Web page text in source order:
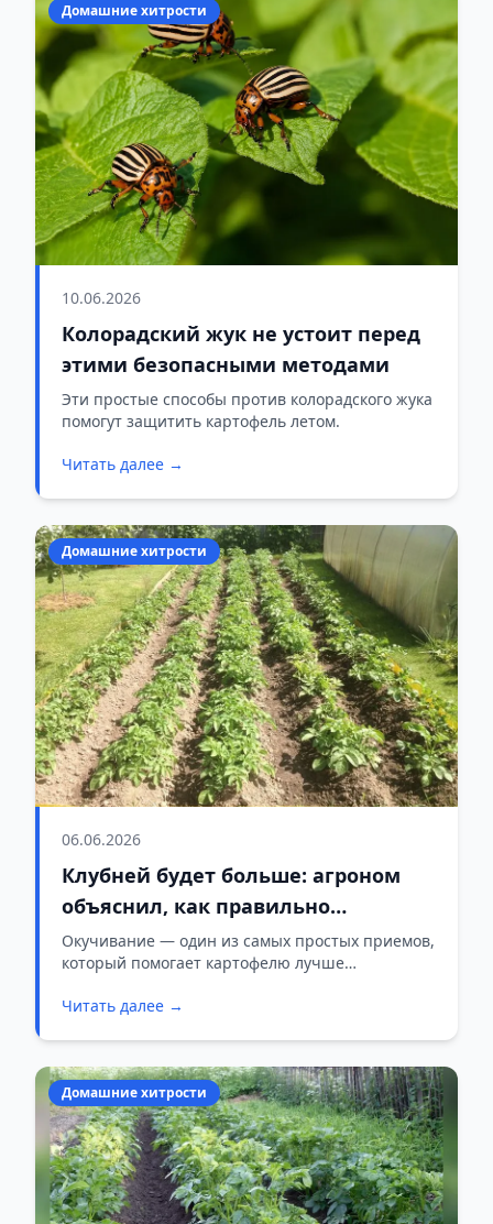
Домашние хитрости
10.06.2026
Колорадский жук не устоит перед
этими безопасными методами
Эти простые способы против колорадского жука
помогут защитить картофель летом.
Читать далее →
Домашние хитрости
06.06.2026
Клубней будет больше: агроном
объяснил, как правильно
окучивать картофель
Окучивание — один из самых простых приемов,
который помогает картофелю лучше
Если все сделать вовремя, кусты получают
корешки, на которых затем завязываются
клубни.
Читать далее →
Домашние хитрости